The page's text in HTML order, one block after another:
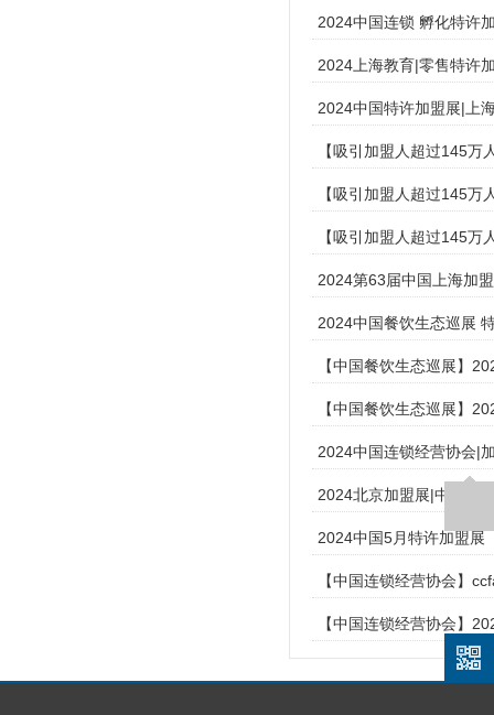
2024中国连锁 孵化特许
2024上海教育|零售特许
2024中国特许加盟展|上
【吸引加盟人超过145
【吸引加盟人超过145
【吸引加盟人超过145
2024第63届中国上海加
2024中国餐饮生态巡展
【中国餐饮生态巡展】
【中国餐饮生态巡展】
2024中国连锁经营协会|
2024北京加盟展|中国特
2024中国5月特许加盟展
【中国连锁经营协会】
【中国连锁经营协会】